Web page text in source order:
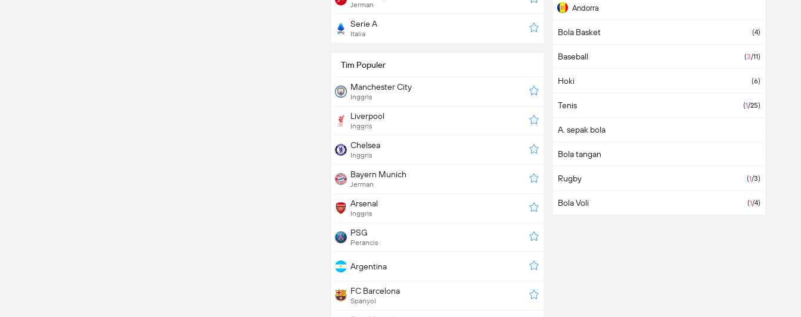
Jerman
Serie A
Italia
Andorra
Angola
Antigua & Barbuda
Arab Saudi
Argentina
Armenia (1)
Aruba
Asia
Australia
Bola Basket (4)
Baseball (3/11)
Hoki (6)
Tenis (1/25)
A. sepak bola
Bola tangan
Rugby (1/3)
Bola Voli (1/4)
Tim Populer
Manchester City
Inggris
Liverpool
Inggris
Chelsea
Inggris
Bayern Munich
Jerman
Arsenal
Inggris
PSG
Perancis
Argentina
FC Barcelona
Spanyol